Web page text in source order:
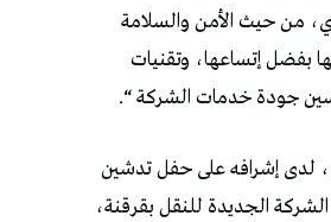
من حيث الأمن والسلامة
بفضل إتساعها، وتقنيات
جودة خدمات الشركة “.
في تصريح إعلامي، يوم 8 ديسمبر المنقضي، لدى إشرافه على حفل تدشين
الجديدة للنقل بقرقنة،